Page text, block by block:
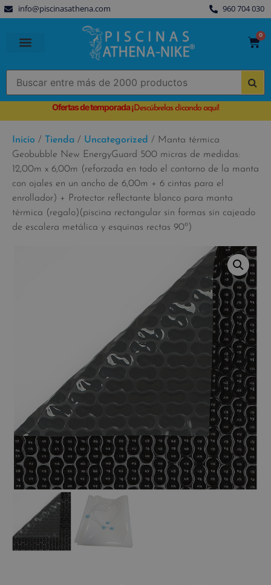
info@piscinasathena.com 960 704 030
0
Ofertas de temporada¡Descúbrelas clicando aquí!
Inicio / Tienda / Uncategorized / Manta térmica
Geobubble New EnergyGuard 500 micras de medidas:
12,00m x 6,00m (reforzada en todo el contorno de la manta
con ojales en un ancho de 6,00m + 6 cintas para el
enrollador) + Protector reflectante blanco para manta
térmica (regalo)(piscina rectangular sin formas sin cajeado
de escalera metálica y esquinas rectas 90º)